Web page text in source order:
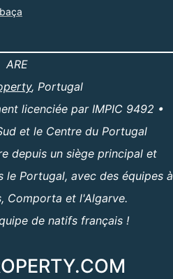
ARE
, Portugal
licenciée par IMPIC 9492 •
et le Centre du Portugal
depuis un siège principal et
le Portugal, avec des équipes à
Comporta et l'Algarve.
de natifs français !